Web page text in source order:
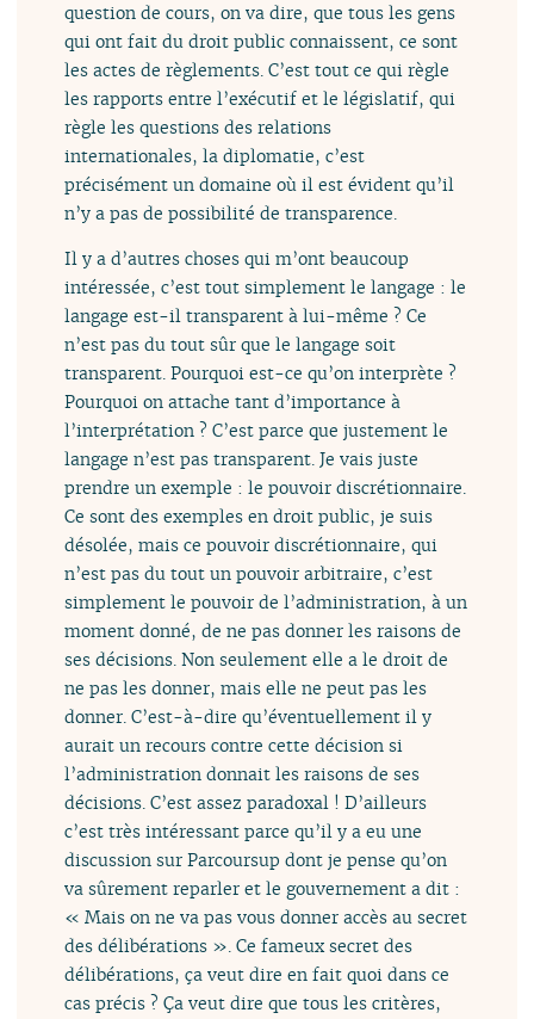
question de cours, on va dire, que tous les gens
qui ont fait du droit public connaissent, ce sont
les actes de règlements. C’est tout ce qui règle
les rapports entre l’exécutif et le législatif, qui
règle les questions des relations
internationales, la diplomatie, c’est
précisément un domaine où il est évident qu’il
n’y a pas de possibilité de transparence.
Il y a d’autres choses qui m’ont beaucoup
intéressée, c’est tout simplement le langage : le
langage est-il transparent à lui-même ? Ce
n’est pas du tout sûr que le langage soit
transparent. Pourquoi est-ce qu’on interprète ?
Pourquoi on attache tant d’importance à
l’interprétation ? C’est parce que justement le
langage n’est pas transparent. Je vais juste
prendre un exemple : le pouvoir discrétionnaire.
Ce sont des exemples en droit public, je suis
désolée, mais ce pouvoir discrétionnaire, qui
n’est pas du tout un pouvoir arbitraire, c’est
simplement le pouvoir de l’administration, à un
moment donné, de ne pas donner les raisons de
ses décisions. Non seulement elle a le droit de
ne pas les donner, mais elle ne peut pas les
donner. C’est-à-dire qu’éventuellement il y
aurait un recours contre cette décision si
l’administration donnait les raisons de ses
décisions. C’est assez paradoxal ! D’ailleurs
c’est très intéressant parce qu’il y a eu une
discussion sur Parcoursup dont je pense qu’on
va sûrement reparler et le gouvernement a dit :
« Mais on ne va pas vous donner accès au secret
des délibérations ». Ce fameux secret des
délibérations, ça veut dire en fait quoi dans ce
cas précis ? Ça veut dire que tous les critères,